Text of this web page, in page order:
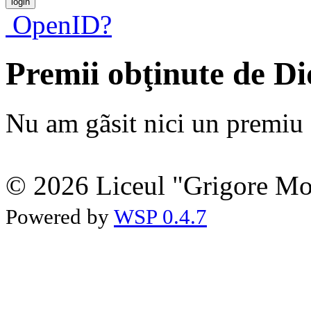
OpenID?
Premii obţinute de
Nu am gãsit nici un premiu
© 2026 Liceul "Grigore
Powered by WSP 0.4.7